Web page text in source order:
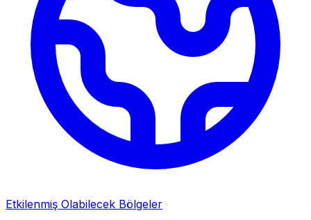
Etkilenmiş Olabilecek Bölgeler